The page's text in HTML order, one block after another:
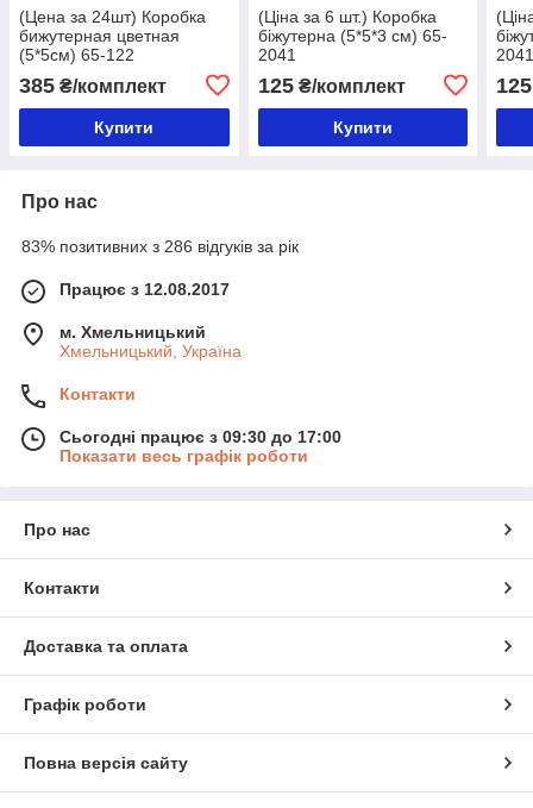
(Цена за 24шт) Коробка
бижутерная цветная
(5*5см) 65-122
385 ₴/комплект
Купити
(Ціна за 6 шт.) Коробка
біжутерна (5*5*3 см) 65-
2041
125₴/комплект
Купити
125
Про нас
83% позитивних з 286 відгуків за рік
Працює з 12.08.2017
м. Хмельницький
Хмельницький, Україна
Контакти
Сьогодні працює з 09:30 до 17:00
Показати весь графік роботи
Про нас
Контакти
Доставка та оплата
Графік роботи
Повна версія сайту